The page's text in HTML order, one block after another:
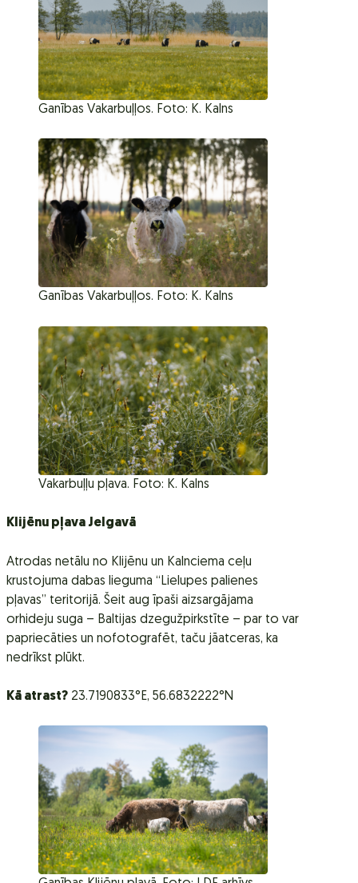
Ganības Vakarbuļļos. Foto: K. Kalns
Ganības Vakarbuļļos. Foto: K. Kalns
Vakarbuļļu pļava. Foto: K. Kalns
Klijēnu pļava Jelgavā
Atrodas netālu no Klijēnu un Kalnciema ceļu
krustojuma dabas lieguma “Lielupes palienes
pļavas” teritorijā. Šeit aug īpaši aizsargājama
orhideju suga – Baltijas dzegužpirkstīte – par to var
papriecāties un nofotografēt, taču jāatceras, ka
nedrīkst plūkt.
Kā atrast? 23.7190833°E, 56.6832222°N